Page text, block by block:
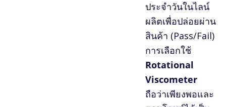
ประจำวันในไลน์
ผลิตเพื่อปล่อยผ่าน
สินค้า (Pass/Fail)
การเลือกใช้
Rotational
Viscometer
ถือว่าเพียงพอและ